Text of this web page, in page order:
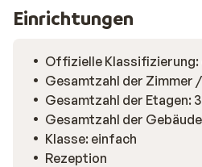
Einrichtungen
Offizielle Klassifizierung:
Gesamtzahl der Zimmer
Gesamtzahl der Etagen: 3
Gesamtzahl der
Klasse: einfach
Rezeption